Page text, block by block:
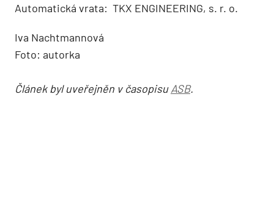
Automatická vrata: TKX ENGINEERING, s. r. o.
Iva Nachtmannová
Foto: autorka
Článek byl uveřejněn v časopisuASB.